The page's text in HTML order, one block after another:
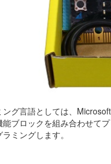
ング言語としては、
能ブロックを組み合わせて
ミングします。